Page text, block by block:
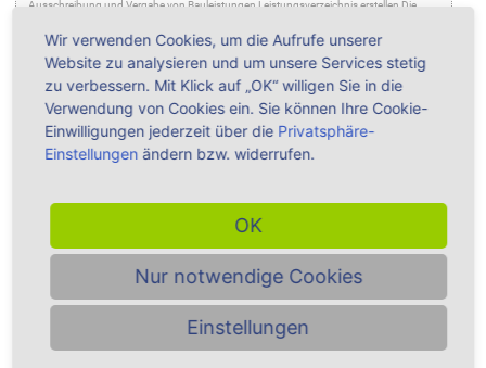
...
Ausschreibung und Vergabe von Bauleistungen Leistungsverzeichnis erstellen Die
18330Mauerarbeiten" hat der Auftragnehmer die Toleranzen der DIN 18202 Toleranzen im
Treffer: 2 - Gewichtung: 22
Ausführung Bau-Leistungen - Baugrube - Ausschreiben leicht
gemacht
die Grenzwerte für Ebenheitsabweichungen nach DIN 18202 definiert sei. In der
18300 Erdarbeiten" wird nicht festgelegt, dass bei der Ausführung
Expertentipps zu... ATV18330DIN 18202 Leistungsbeschreibung Leistungsbeschreibung
Nutzen Sie auch unsere Übersicht an Fachbegriffen im
Wir verwenden Cookies, um die Aufrufe unserer
Website zu analysieren und um unsere Services stetig
zu verbessern. Mit Klick auf „OK“ willigen Sie in die
Verwendung von Cookies ein. Sie können Ihre Cookie-
Einwilligungen jederzeit über die Privatsphäre-
Einstellungen ändern bzw. widerrufen.
OK
Nur notwendige Cookies
Einstellungen